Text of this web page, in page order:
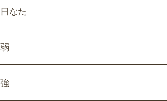
日なた
弱
強